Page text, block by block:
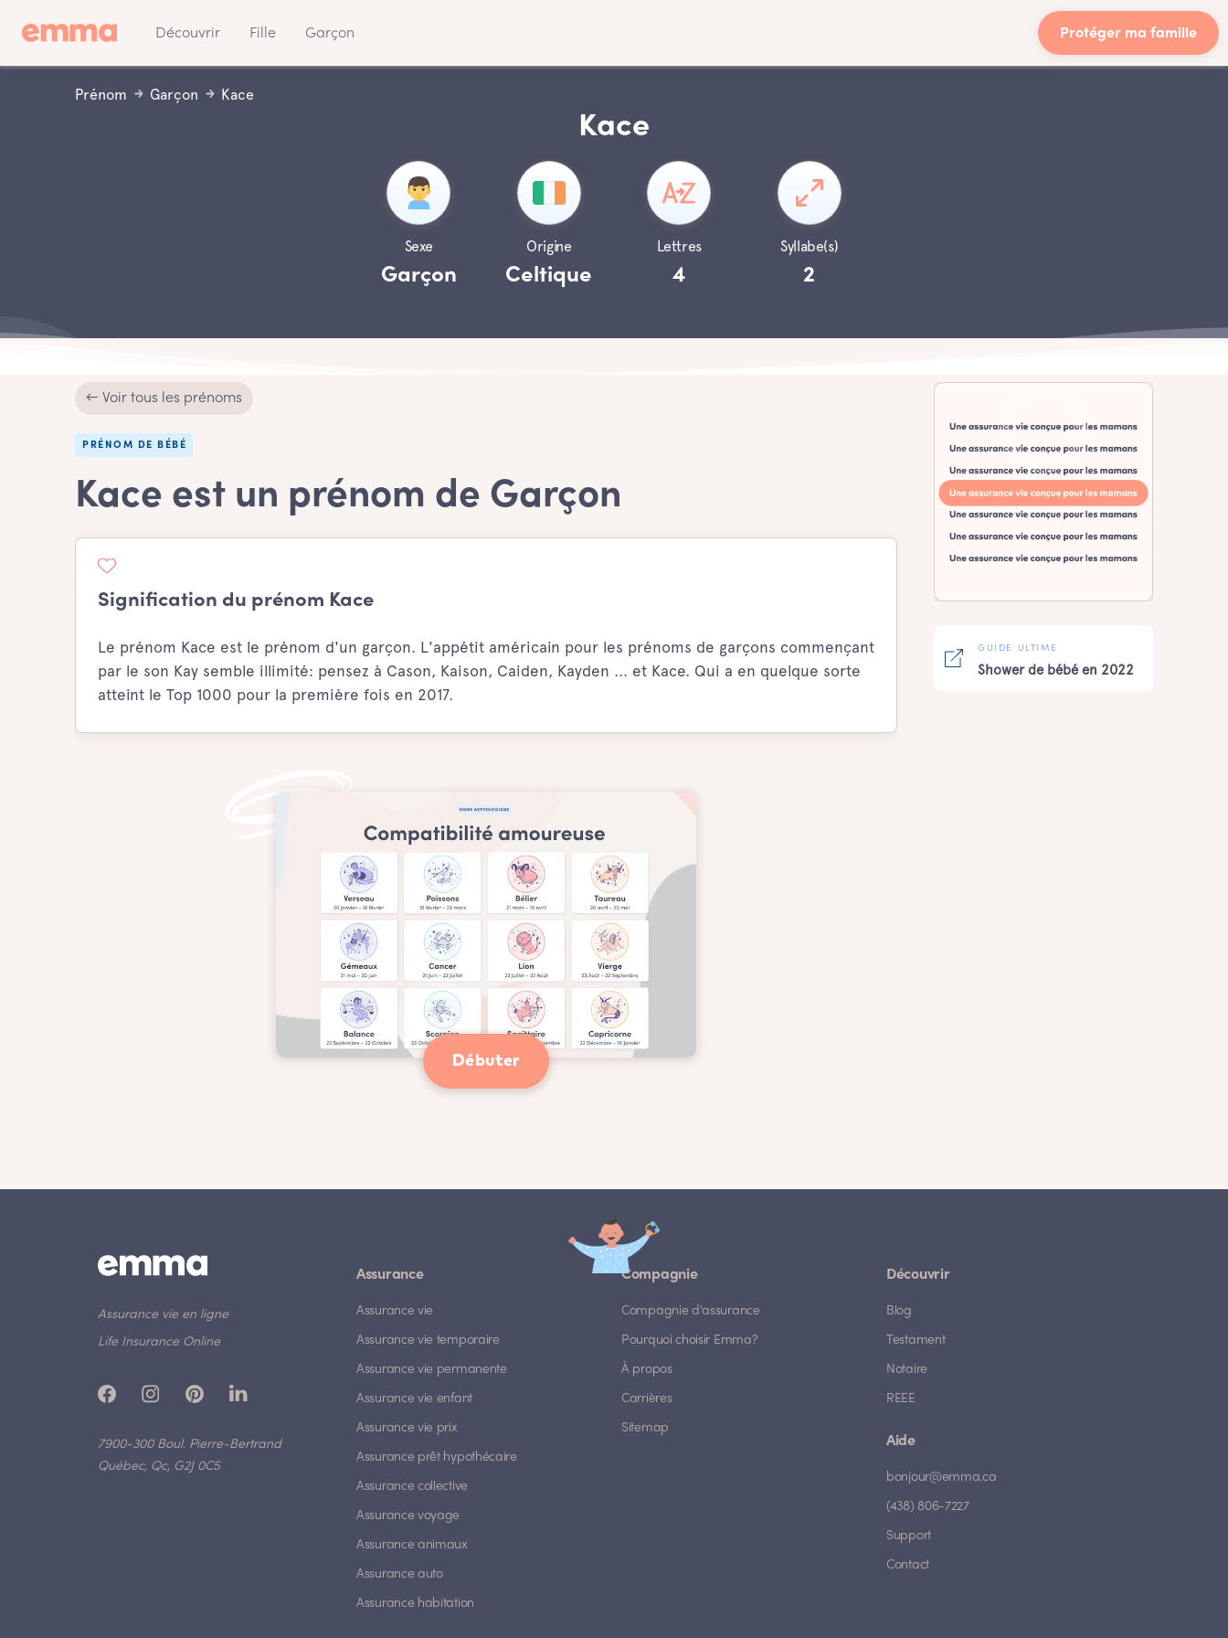
Découvrir Fille Garçon Protéger ma famille
Prénom Garçon Kace
Kace
Sexe
Garçon
Origine
Celtique
Lettres
4
Syllabe(s)
2
← Voir tous les prénoms
PRÉNOM DE BÉBÉ
Kace est un prénom de Garçon
Signification du prénom Kace
Le prénom Kace est le prénom d'un garçon. L'appétit américain pour les prénoms de garçons commençant
par le son Kay semble illimité: pensez à Cason, Kaison, Caiden, Kayden ... et Kace. Qui a en quelque sorte
atteint le Top 1000 pour la première fois en 2017.
Débuter
GUIDE ULTIME
Shower de bébé en 2022
Assurance vie en ligne
Life Insurance Online
7900-300 Boul. Pierre-Bertrand
Québec, Qc, G2J 0C5
Assurance
Assurance vie
Assurance vie temporaire
Assurance vie permanente
Assurance vie enfant
Assurance vie prix
Assurance prêt hypothécaire
Assurance collective
Assurance voyage
Assurance animaux
Assurance auto
Assurance habitation
Compagnie
Compagnie d'assurance
Pourquoi choisir Emma?
À propos
Carrières
Sitemap
Découvrir
Blog
Testament
Notaire
REEE
Aide
bonjour@emma.ca
(438) 806-7227
Support
Contact